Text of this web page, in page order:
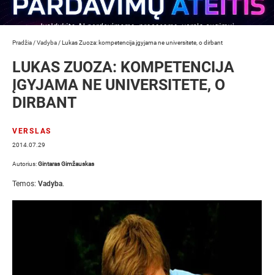
Pradžia /Vadyba /Lukas Zuoza: kompetencija įgyjama ne universitete, o dirbant
LUKAS ZUOZA: KOMPETENCIJA
ĮGYJAMA NE UNIVERSITETE, O
DIRBANT
VERSLAS
2014.07.29
Autorius:Gintaras Gimžauskas
Temos: Vadyba.